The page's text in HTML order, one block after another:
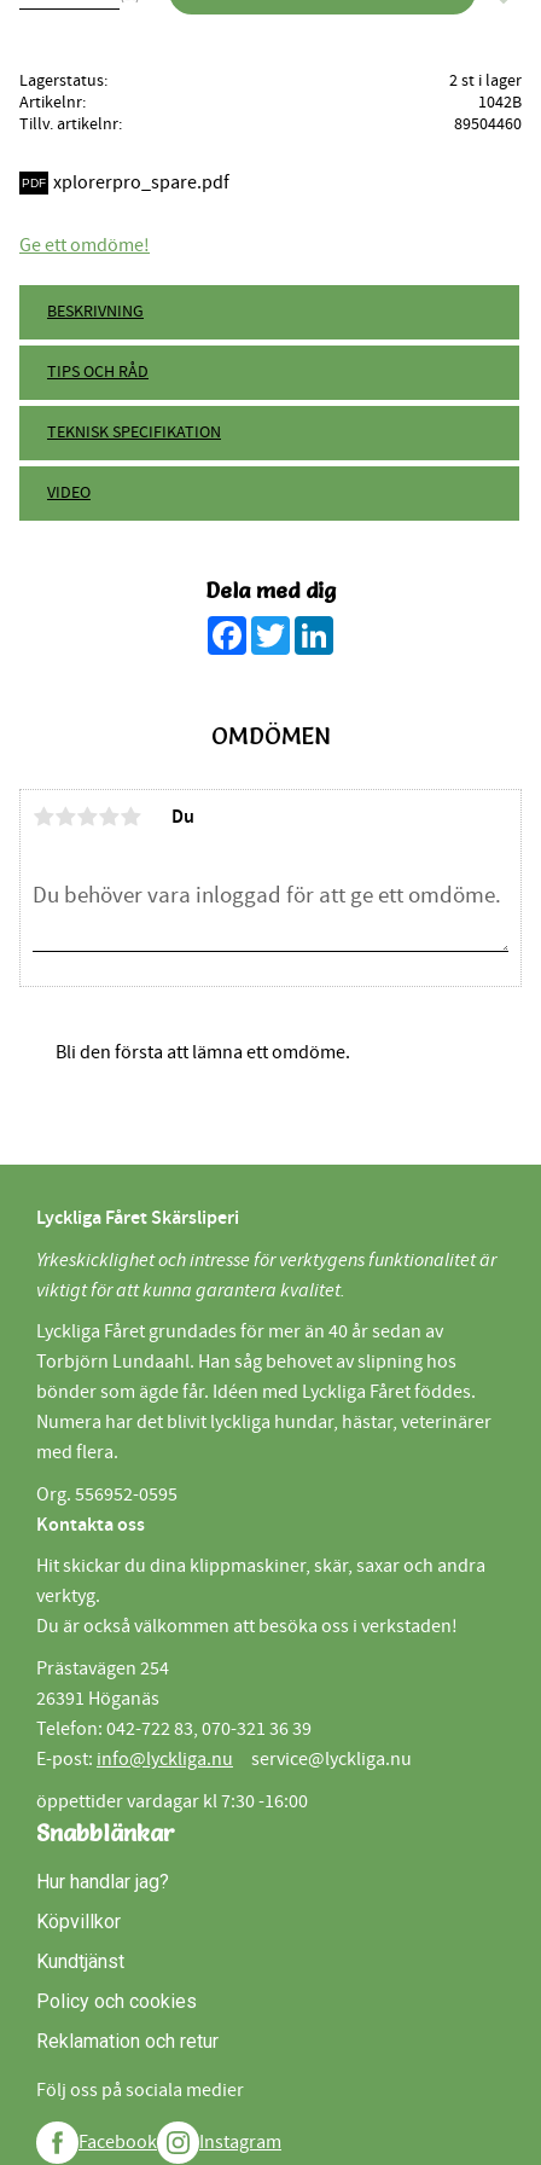
Lagerstatus
2 st i lager
Artikelnr
1042B
Tillv. artikelnr
89504460
xplorerpro_spare.pdf
Ge ett omdöme!
BESKRIVNING
TIPS OCH RÅD
TEKNISK SPECIFIKATION
VIDEO
Dela med dig
Facebook
Twitter
OMDÖMEN
Du
Bli den första att lämna ett omdöme.
Lyckliga Fåret Skärsliperi
Yrkeskicklighet och intresse för verktygens funktionalitet är
viktigt för att kunna garantera kvalitet.
Lyckliga Fåret grundades för mer än 40 år sedan av
Torbjörn Lundaahl. Han såg behovet av slipning hos
bönder som ägde får. Idéen med Lyckliga Fåret föddes.
Numera har det blivit lyckliga hundar, hästar, veterinärer
med flera.
Org. 556952-0595
Kontakta oss
Hit skickar du dina klippmaskiner, skär, saxar och andra
verktyg.
Du är också välkommen att besöka oss i verkstaden!
Prästavägen 254
26391 Höganäs
Telefon: 042-722 83, 070-321 36 39
E-post: info@lyckliga.nu service@lyckliga.nu
öppettider vardagar kl 7:30 -16:00
Snabblänkar
Hur handlar jag?
Köpvillkor
Kundtjänst
Policy och cookies
Reklamation och retur
Följ oss på sociala medier
Facebook Instagram